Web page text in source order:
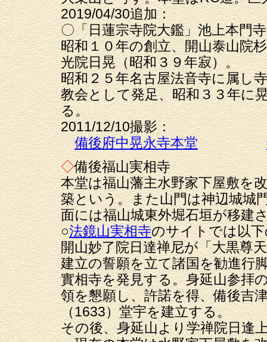
2019/04/30追加：
〇「日蓮宗寺院大鑑」池上本門
昭和１０年の創立、開山泰山院
光院日晃（昭和３９年寂）。
昭和２５年名古屋法音寺に属し
教会として発足、昭和３３年に
る。
2011/12/10撮影：
備後府中晃永寺本堂
◇備後福山実相寺
本堂は福山藩主水野家下屋敷を
築という。また山門は神辺城城
面には福山城東外堀石垣が移建
○法鏡山実相寺のサイトでは以
開山妙了院日達禅尼が「大黒尊
建立の誓願を立て諸国を勧進行
實相寺を発見する。身延山参拝
領を懇願し、許諾を得、備後吉
（1633）堂宇を建立する。
その後、身延山より学禅院日逢